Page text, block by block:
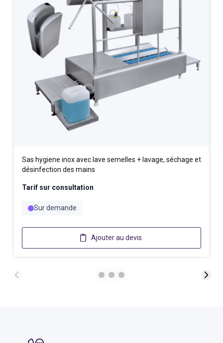
Sas hygiene inox avec lave semelles + lavage, séchage et
désinfection des mains
Tarif sur consultation
Sur demande
Ajouter au devis